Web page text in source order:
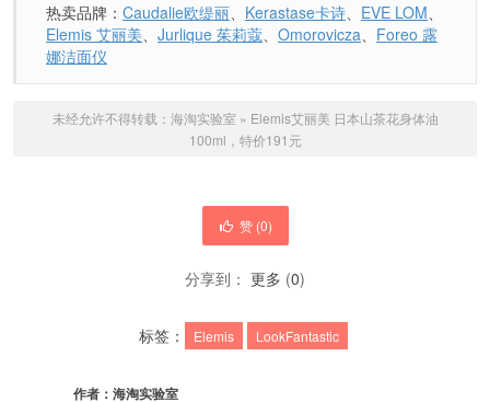
热卖品牌： Caudalie欧缇丽、 Kerastase卡诗、 EVE LOM、
Elemis 艾丽美、 Jurlique 茱莉蔻、 Omorovicza、 Foreo 露
娜洁面仪
未经允许不得转载： 海淘实验室 » Elemis艾丽美 日本山茶花身体油
100ml，特价191元
赞 (0)
分享到： 更多 (0)
标签： Elemis LookFantastic
作者： 海淘实验室